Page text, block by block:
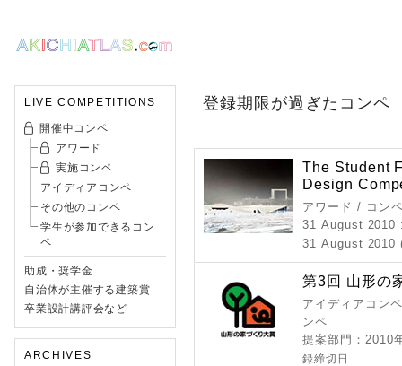
LIVE COMPETITIONS
開催中コンペ
アワード
実施コンペ
アイディアコンペ
その他のコンペ
学生が参加できるコン
ペ
助成・奨学金
自治体が主催する建築賞
卒業設計講評会など
ARCHIVES
登録期限が過ぎたコンペ
The Student
Design
アワード / コン
31 August 2010
31 August
第3回 山形の
アイディアコン
ンペ
提案部門：2010
録締切日